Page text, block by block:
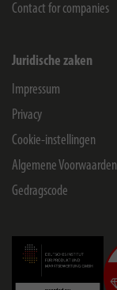
Contact for companies
Juridische zaken
Impressum
Privacy
Cookie-instellingen
Algemene Voorwaarden
Gedragscode